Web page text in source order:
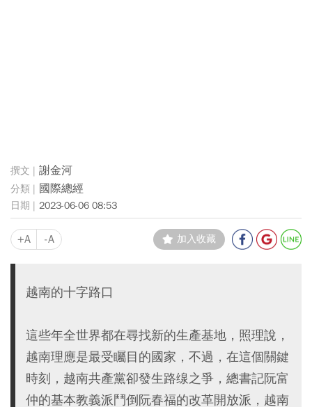
謝金河
國際總經
2023-06-06 08:53
+A -A 加入收藏
越南的十字路口
這些年全世界都在尋找新的生產基地，照理說，
越南理應是最受矚目的國家，不過，在這個關鍵
時刻，越南共產黨卻發生路缐之爭，總書記阮富
仲的基本教義派鬥倒阮春福的改革開放派，越南